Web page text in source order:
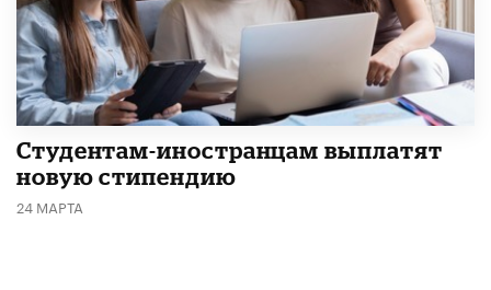
Студентам-иностранцам выплатят
новую стипендию
24 МАРТА